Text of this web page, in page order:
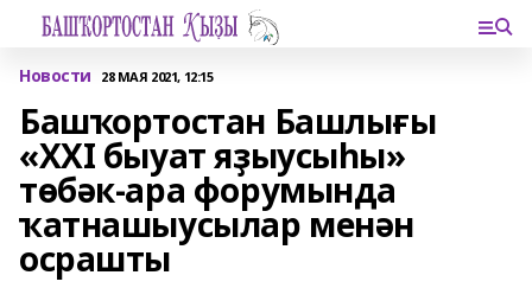
Новости 28 МАЯ 2021, 12:15
Башҡортостан Башлығы
«ХХI быуат яҙыусыһы»
төбәк-ара форумында
ҡатнашыусылар менән
осрашты